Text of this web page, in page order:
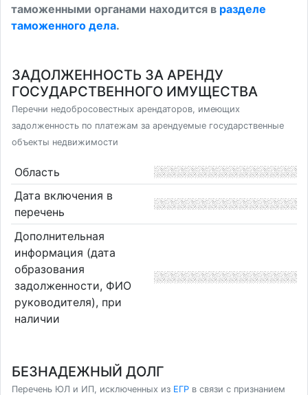
таможенными органами находится в разделе
таможенного дела.
ЗАДОЛЖЕННОСТЬ ЗА АРЕНДУ
ГОСУДАРСТВЕННОГО ИМУЩЕСТВА
Перечни недобросовестных арендаторов, имеющих
задолженность по платежам за арендуемые государственные
объекты недвижимости
Область
Дата включения в
перечень
Дополнительная
информация (дата
образования
задолженности, ФИО
руководителя), при
наличии
БЕЗНАДЕЖНЫЙ ДОЛГ
Перечень ЮЛ и ИП, исключенных из ЕГР в связи с признанием